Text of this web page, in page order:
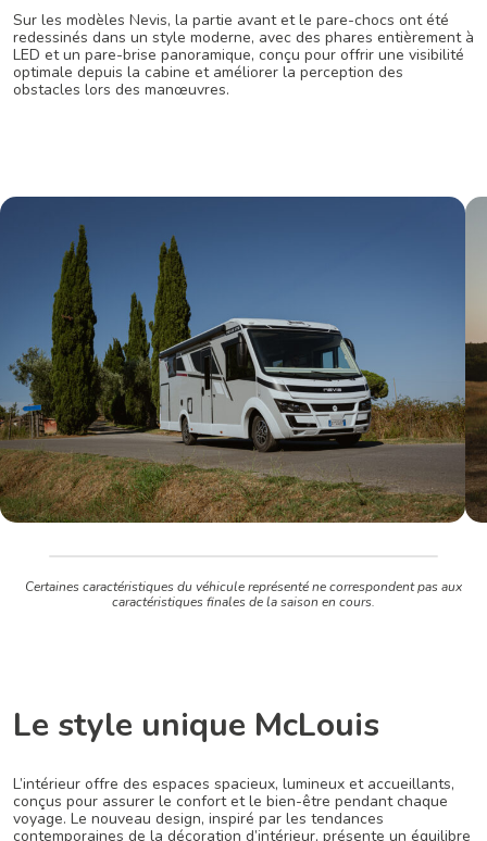
Sur les modèles Nevis, la partie avant et le pare-chocs ont été
redessinés dans un style moderne, avec des phares entièrement à
LED et un pare-brise panoramique, conçu pour offrir une visibilité
optimale depuis la cabine et améliorer la perception des
obstacles lors des manœuvres.
Certaines caractéristiques du véhicule représenté ne correspondent pas aux
caractéristiques finales de la saison en cours.
Le style unique McLouis
L’intérieur offre des espaces spacieux, lumineux et accueillants,
conçus pour assurer le confort et le bien-être pendant chaque
voyage. Le nouveau design, inspiré par les tendances
contemporaines de la décoration d’intérieur, présente un équilibre